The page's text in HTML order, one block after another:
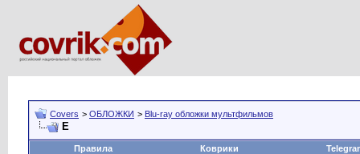
Covers > ОБЛОЖКИ > Blu-ray обложки мультфильмов
E
Правила Коврики